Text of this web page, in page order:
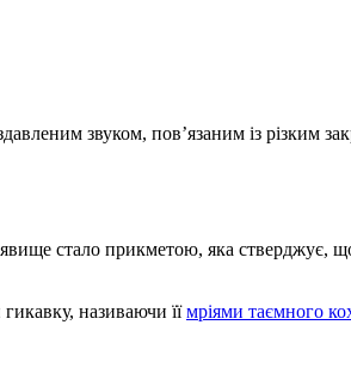
звуком, пов’язаним із різким
явище стало прикметою, яка стверджує,
називаючи їїмріями таємного